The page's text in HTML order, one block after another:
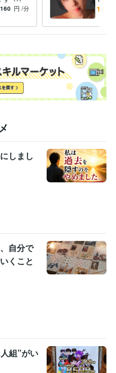
アニメの完コピ出来る程
神・子育て・裏・夜・風俗
とか助
160 円 /分
え普
しまし
自分で
くこと
組”がい